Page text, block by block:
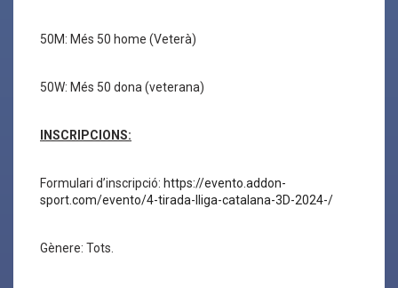
50M: Més 50 home (Veterà)
50W: Més 50 dona (veterana)
INSCRIPCIONS:
Formulari d’inscripció: https://evento.addon-
sport.com/evento/4-tirada-lliga-catalana-3D-2024-/
Gènere: Tots.